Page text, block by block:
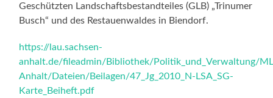
Geschützten Landschaftsbestandteiles (GLB) „Trinumer
Busch“ und des Restauenwaldes in Biendorf.
https://lau.sachsen-
anhalt.de/fileadmin/Bibliothek/Politik_und_Verwaltung/
Anhalt/Dateien/Beilagen/47_Jg_2010_N-LSA_SG-
Karte_Beiheft.pdf